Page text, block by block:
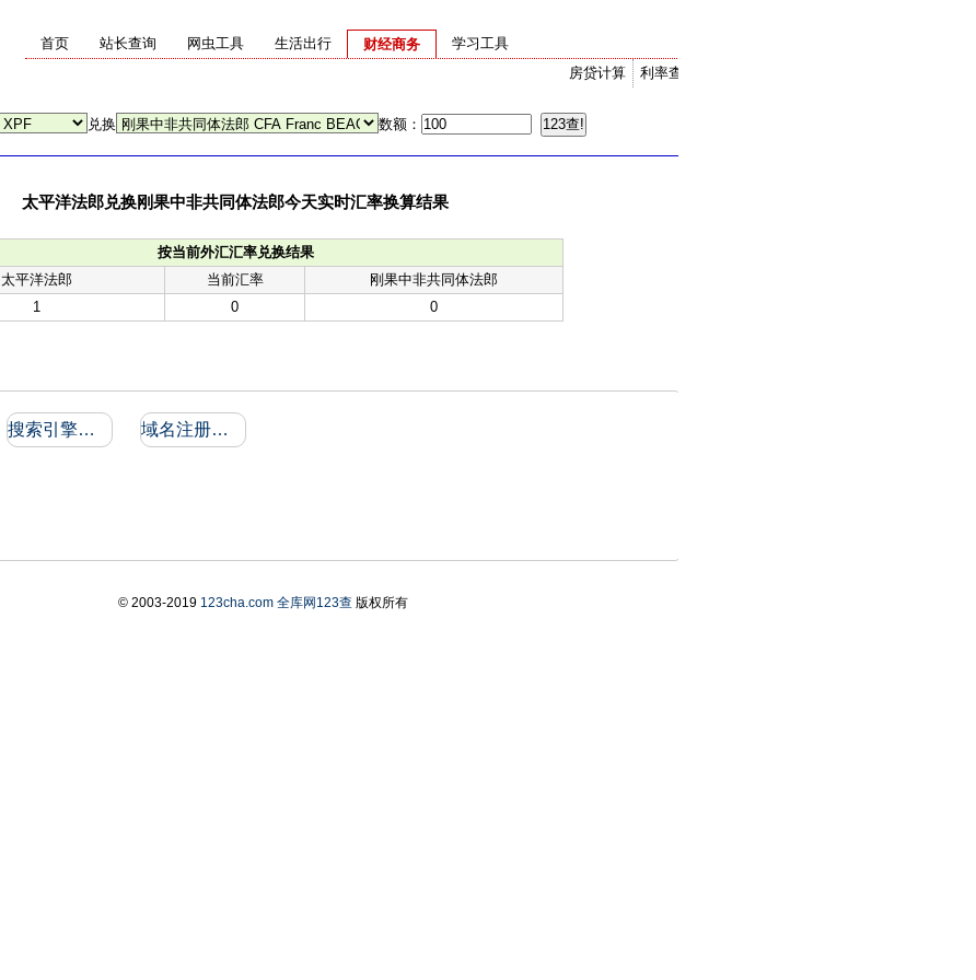
首页 站长查询 网虫工具 生活出行
财经商务
利率查询
房贷计算
学习工具
兑换 数额：
太平洋法郎兑换刚果中非共同体法郎今天实时汇率换算结果
按当前外汇汇率兑换结果
太平洋法郎
当前汇率
刚果中非共同体法郎
1
0 0
搜索引擎收录和反向链接 域名注册信息
© 2003-2019 123cha.com 全库网123查版权所有